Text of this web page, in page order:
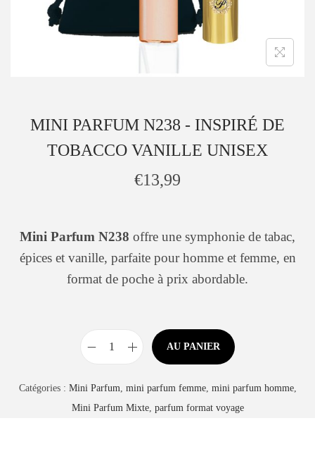
MINI PARFUM N238 - INSPIRÉ DE
TOBACCO VANILLE UNISEX
€13,99
Mini Parfum N238 offre une symphonie de tabac,
épices et vanille, parfaite pour homme et femme, en
format de poche à prix abordable.
AU PANIER
Catégories : Mini Parfum, mini parfum femme, mini parfum homme,
Mini Parfum Mixte, parfum format voyage